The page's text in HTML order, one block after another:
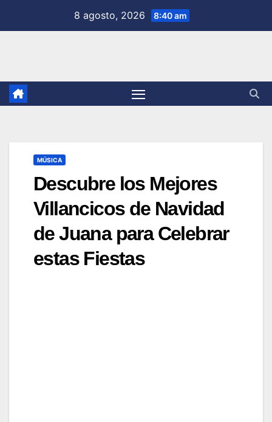
8 agosto, 2026 8:40 am
MÚSICA
Descubre los Mejores
Villancicos de Navidad
de Juana para Celebrar
estas Fiestas